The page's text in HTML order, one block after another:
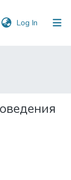
Log In (current)